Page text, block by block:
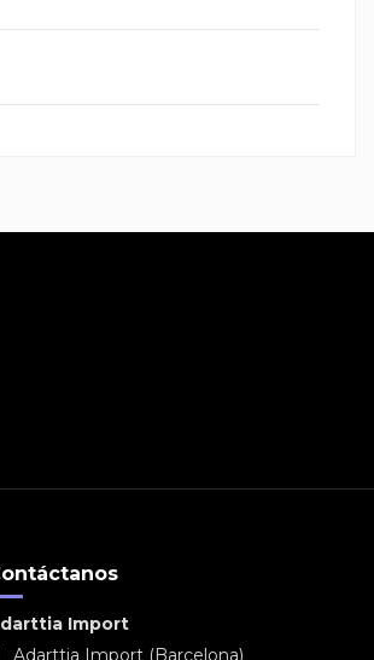
Import